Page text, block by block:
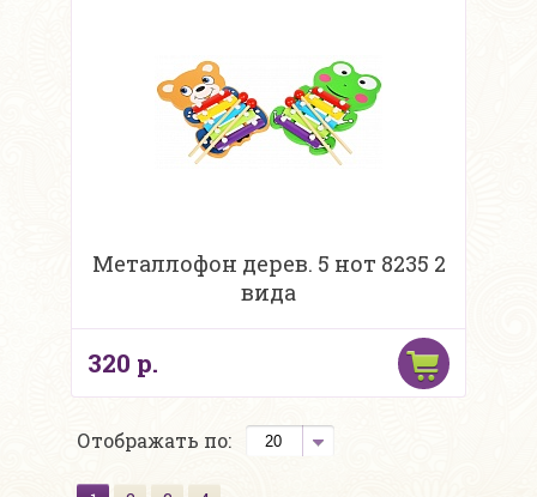
Металлофон дерев. 5 нот 8235 2
вида
320 р.
Отображать по: